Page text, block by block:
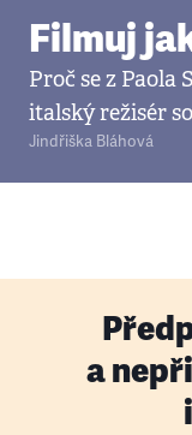
Filmuj
Proč se z
italský režisér
Jindřiška Bláhová
a